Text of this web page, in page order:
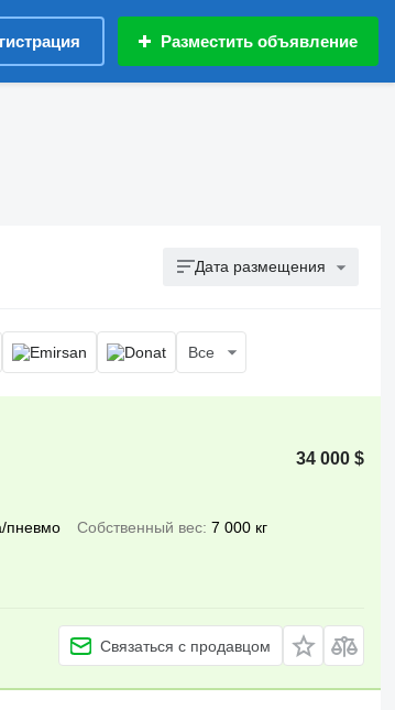
Разместить объявление
Дата размещения
Все
34 000 $
пневмо Собственный вес 7 000 кг
Связаться с продавцом